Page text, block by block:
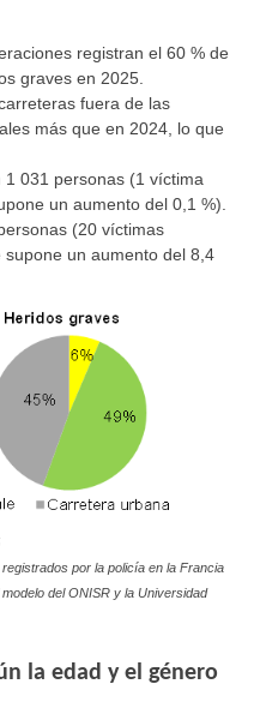
registran el 60 % de
graves en 2025.
fuera de las
más que en 2024, lo que
1 031 personas (1 víctima
un aumento del 0,1 %).
(20 víctimas
un aumento del 8,4
por la policía en la Francia
del ONISR y la Universidad
la edad y el género